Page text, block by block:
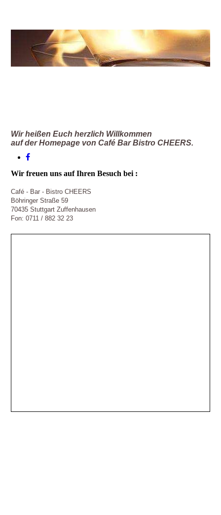
Wir heißen Euch herzlich Willkommen
auf der Homepage vonCafé Bar Bistro CHEERS.
Wir freuen uns auf Ihren Besuch bei :
Café - Bar - Bistro CHEERS
Böhringer Straße 59
70435 Stuttgart Zuffenhausen
Fon: 0711 / 882 32 23